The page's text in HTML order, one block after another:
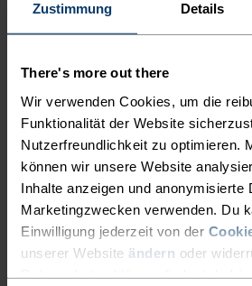
Zustimmung Details
There's more out there
Wir verwenden Cookies, um die
Funktionalität der Website
Nutzerfreundlichkeit zu optimieren.
können wir unsere Website
Inhalte anzeigen und anonymisierte
Marketingzwecken verwenden. Du
Einwilligung jederzeit von der
unserer Website ändern oder
39,95 €49,95 €
Shirt
59,95
% % % %
%
F-Dry Poloshirt
38,95 €64,95 €
(42)
%
Layer
41,95
-30 %
Summer Sale